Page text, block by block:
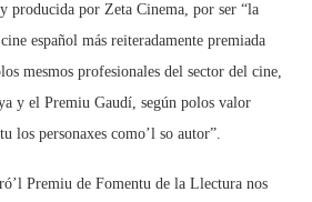
producida por Zeta Cinema, por ser “la
español más reiteradamente premiada
mesmos profesionales del sector del cine,
y el Premiu Gaudí, según polos valor
los personaxes como’l so autor”.
Premiu de Fomentu de la Llectura nos